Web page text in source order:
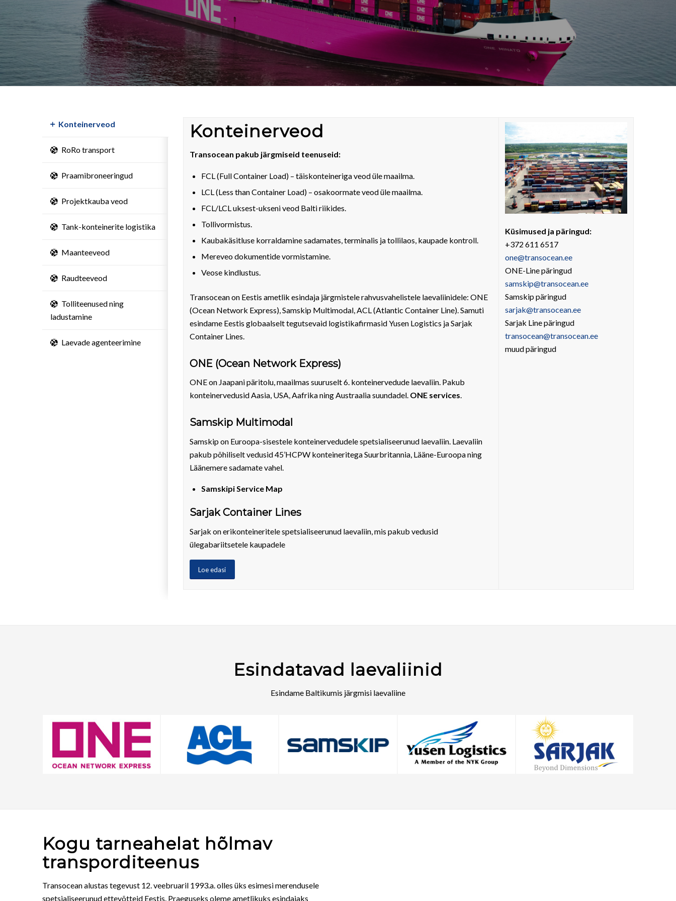
Konteinerveod
RoRo transport
Praamibroneeringud
Projektkauba veod
Tank-konteinerite logistika
Maanteeveod
Raudteeveod
Tolliteenused ning
ladustamine
Laevade agenteerimine
Konteinerveod
Transocean pakub järgmiseid teenuseid:
FCL (Full Container Load) – täiskonteineriga veod üle maailma.
LCL (Less than Container Load) – osakoormate veod üle maailma.
FCL/LCL uksest-ukseni veod Balti riikides.
Tollivormistus.
Kaubakäsitluse korraldamine sadamates, terminalis ja tollilaos, kaupade kontroll.
Mereveo dokumentide vormistamine.
Veose kindlustus.
Transocean on Eestis ametlik esindaja järgmistele rahvusvahelistele laevaliinidele: ONE
(Ocean Network Express), Samskip Multimodal, ACL (Atlantic Container Line). Samuti
esindame Eestis globaalselt tegutsevaid logistikafirmasid Yusen Logistics ja Sarjak
Container Lines.
ONE (Ocean Network Express)
ONE on Jaapani päritolu, maailmas suuruselt 6. konteinervedude laevaliin. Pakub
konteinervedusid Aasia, USA, Aafrika ning Austraalia suundadel. ONE services.
Samskip Multimodal
Samskip on Euroopa-sisestele konteinervedudele spetsialiseerunud laevaliin. Laevaliin
pakub põhiliselt vedusid 45’HCPW konteineritega Suurbritannia, Lääne-Euroopa ning
Läänemere sadamate vahel.
Samskipi Service Map
Sarjak Container Lines
Sarjak on erikonteineritele spetsialiseerunud laevaliin, mis pakub vedusid
ülegabariitsetele kaupadele
Loe edasi
Küsimused ja päringud:
+372 611 6517
one@transocean.ee
ONE-Line päringud
samskip@transocean.ee
Samskip päringud
sarjak@transocean.ee
Sarjak Line päringud
transocean@transocean.ee
muud päringud
Esindatavad laevaliinid
Esindame Baltikumis järgmisi laevaliine
Kogu tarneahelat hõlmav
transporditeenus
Transocean alustas tegevust 12. veebruaril 1993.a. olles üks esimesi merendusele
spetsialiseerunud ettevõtteid Eestis. Praeguseks oleme ametlikuks esindajaks